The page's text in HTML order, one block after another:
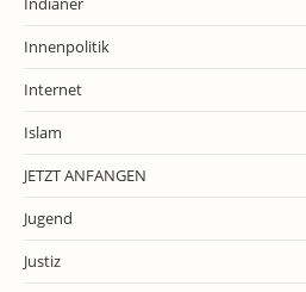
Innenpolitik
Internet
Islam
JETZT ANFANGEN
Jugend
Justiz